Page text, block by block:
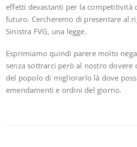
effetti devastanti per la competitività
futuro. Cercheremo di presentare al
Sinistra FVG, una legge.
Esprimiamo quindi parere molto
senza sottrarci però al nostro dovere
del popolo di migliorarlo là dove
emendamenti e ordini del giorno.